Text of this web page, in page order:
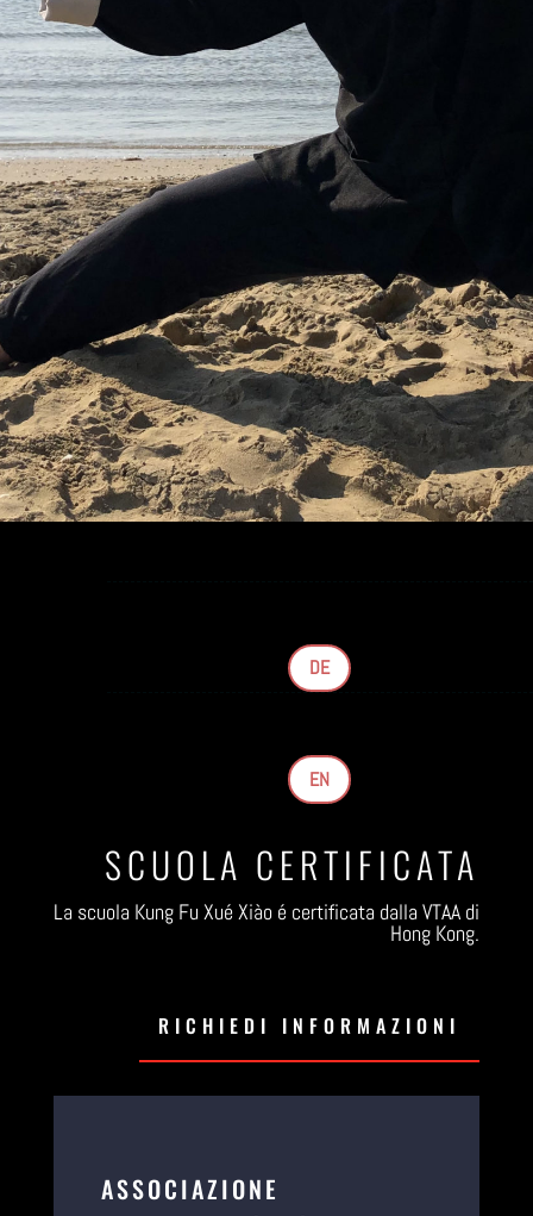
DE
EN
SCUOLA CERTIFICATA
La scuola Kung Fu Xué Xiào é certificata dalla VTAA di
Hong Kong.
RICHIEDI INFORMAZIONI
ASSOCIAZIONE